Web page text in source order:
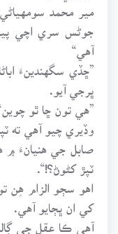
مير محمد
جوڻس سري اچي
آهي“
”ڇڏي سگهندينءَ
ڀرجي آيو.
”هي تون ڇا ٿو
وڏيري چيو آهي ته
صابل جي هنيانءَ ۾
ٽپڙ کڻوڻ؟!“.
اهو سڄو الزام هِن
کي ان ڀڄايو آهي.
آهي ڪا عقل جي